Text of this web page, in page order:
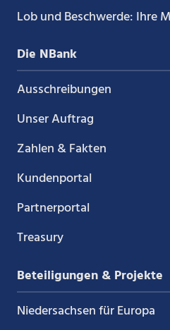
Lob und Beschwerde: Ihre
Die NBank
Ausschreibungen
Unser Auftrag
Zahlen & Fakten
Kundenportal
Partnerportal
Treasury
Beteiligungen & Projekte
Niedersachsen für Europa